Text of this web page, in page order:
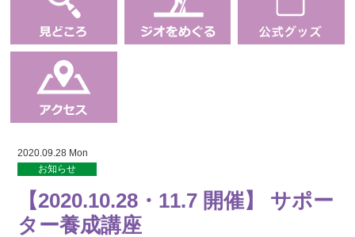
2020.09.28 Mon
お知らせ
【2020.10.28・11.7 開催】 サポー
ター養成講座